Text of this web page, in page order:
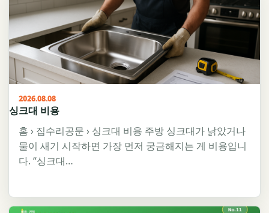
2026.08.08
싱크대 비용
홈 › 집수리공문 › 싱크대 비용 주방 싱크대가 낡았거나
물이 새기 시작하면 가장 먼저 궁금해지는 게 비용입니
다. “싱크대…